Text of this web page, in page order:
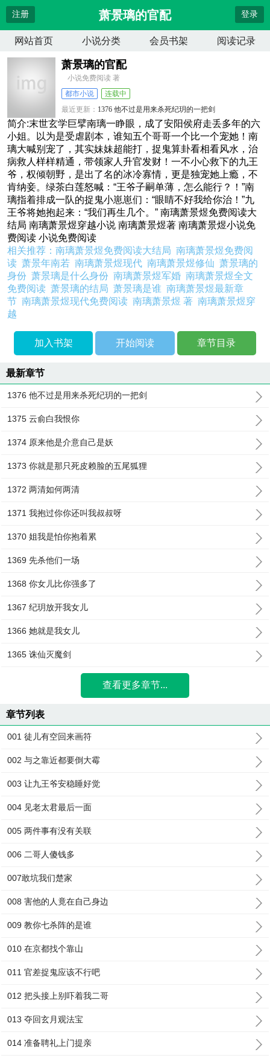
注册 萧景璃的官配 登录
网站首页 小说分类 会员书架 阅读记录
萧景璃的官配
小说免费阅读 著
都市小说
连载中
最近更新： 1376 他不过是用来杀死纪玥的一把剑
更新时间：2024-07-18 04:39:51
简介:末世玄学巨擘南璃一睁眼，成了安阳侯府走丢多年的六
小姐。以为是受虐剧本，谁知五个哥哥一个比一个宠她！南
璃大喊别宠了，其实妹妹超能打，捉鬼算卦看相看风水，治
病救人样样精通，带领家人升官发财！一不小心救下的九王
爷，权倾朝野，是出了名的冰冷寡情，更是独宠她上瘾，不
肯纳妾。绿茶白莲怒喊：“王爷子嗣单薄，怎么能行？！”南
璃指着排成一队的捉鬼小崽崽们：“眼睛不好我给你治！”九
王爷将她抱起来：“我们再生几个。” 南璃萧景煜免费阅读大
结局 南璃萧景煜穿越小说 南璃萧景煜著 南璃萧景煜小说免
费阅读 小说免费阅读
相关推荐：南璃萧景煜免费阅读大结局南璃萧景煜免费阅
读萧景年南若南璃萧景煜现代南璃萧景煜修仙萧景璃的
身份萧景璃是什么身份南璃萧景煜军婚南璃萧景煜全文
免费阅读萧景璃的结局萧景璃是谁南璃萧景煜最新章
节南璃萧景煜现代免费阅读南璃萧景煜 著南璃萧景煜穿
越
加入书架 开始阅读 章节目录
最新章节
1376 他不过是用来杀死纪玥的一把剑
1375 云俞白我恨你
1374 原来他是介意自己是妖
1373 你就是那只死皮赖脸的五尾狐狸
1372 两清如何两清
1371 我抱过你你还叫我叔叔呀
1370 姐我是怕你抱着累
1369 先杀他们一场
1368 你女儿比你强多了
1367 纪玥放开我女儿
1366 她就是我女儿
1365 诛仙灭魔剑
查看更多章节...
章节列表
001 徒儿有空回来画符
002 与之靠近都要倒大霉
003 让九王爷安稳睡好觉
004 见老太君最后一面
005 两件事有没有关联
006 二哥人傻钱多
007敢坑我们楚家
008 害他的人竟在自己身边
009 教你七杀阵的是谁
010 在京都找个靠山
011 官差捉鬼应该不行吧
012 把头接上别吓着我二哥
013 夺回玄月观法宝
014 准备聘礼上门提亲